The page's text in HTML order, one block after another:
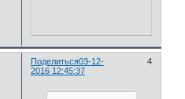
Поделиться 4
03-12-
2016 12:45:37